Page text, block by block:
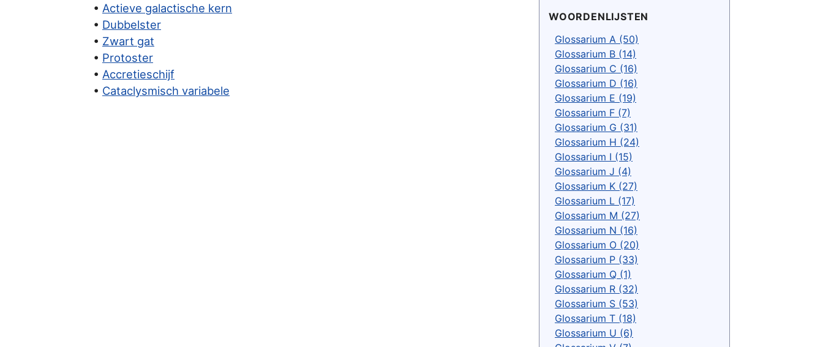
• Actieve galactische kern
• Dubbelster
• Zwart gat
• Protoster
• Accretieschijf
• Cataclysmisch variabele
WOORDENLIJSTEN
Glossarium A (50)
Glossarium B (14)
Glossarium C (16)
Glossarium D (16)
Glossarium E (19)
Glossarium F (7)
Glossarium G (31)
Glossarium H (24)
Glossarium I (15)
Glossarium J (4)
Glossarium K (27)
Glossarium L (17)
Glossarium M (27)
Glossarium N (16)
Glossarium O (20)
Glossarium P (33)
Glossarium Q (1)
Glossarium R (32)
Glossarium S (53)
Glossarium T (18)
Glossarium U (6)